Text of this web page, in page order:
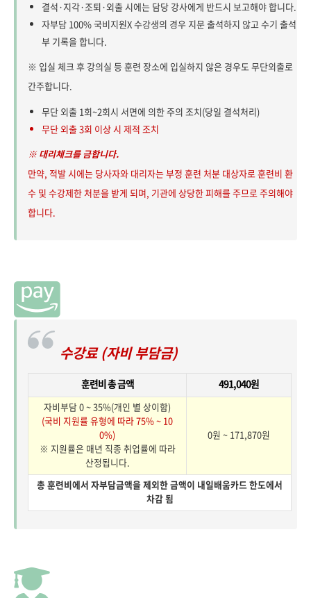
결석·지각·조퇴·외출 시에는 담당 강사에게 반드시 보고해야 합니다.
자부담 100% 국비지원X 수강생의 경우 지문 출석하지 않고 수기 출석
부 기록을 합니다.
※ 입실 체크 후 강의실 등 훈련 장소에 입실하지 않은 경우도 무단외출로
간주합니다.
무단 외출 1회~2회시 서면에 의한 주의 조치(당일 결석처리)
무단 외출 3회 이상 시 제적 조치
※ 대리체크를 금합니다.
만약, 적발 시에는 당사자와 대리자는 부정 훈련 처분 대상자로 훈련비 환
수 및 수강제한 처분을 받게 되며, 기관에 상당한 피해를 주므로 주의해야
합니다.
수강료 (자비 부담금)
훈련비 총 금액 491,040원
자비부담 0 ~ 35%(개인 별 상이함)
(국비 지원률 유형에 따라 75% ~ 10
0%)
※ 지원률은 매년 직종 취업률에 따라
산정됩니다.
0원 ~ 171,870원
총 훈련비에서 자부담금액을 제외한 금액이 내일배움카드 한도에서
차감 됨